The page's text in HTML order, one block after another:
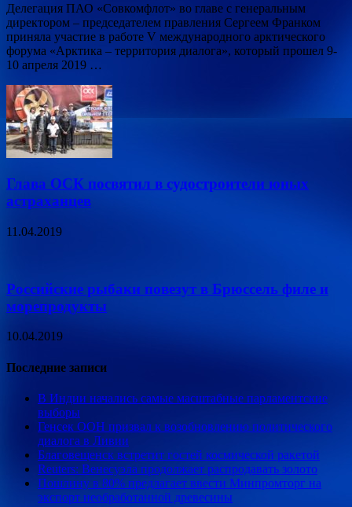
Делегация ПАО «Совкомфлот» во главе с генеральным
директором – председателем правления Сергеем Франком
приняла участие в работе V международного арктического
форума «Арктика – территория диалога», который прошел 9-
10 апреля 2019 …
Глава ОСК посвятил в судостроители юных
астраханцев
11.04.2019
Российские рыбаки повезут в Брюссель филе и
морепродукты
10.04.2019
Последние записи
В Индии начались самые масштабные парламентские
выборы
Генсек ООН призвал к возобновлению политического
диалога в Ливии
Благовещенск встретит гостей космической ракетой
Reuters: Венесуэла продолжает распродавать золото
Пошлину в 80% предлагает ввести Минпромторг на
экспорт необработанной древесины